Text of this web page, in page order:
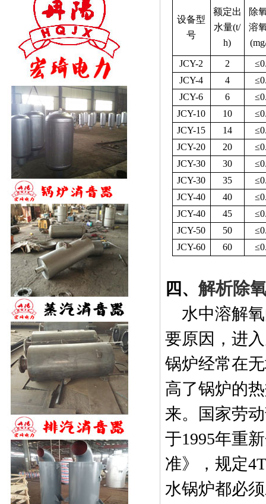
设备型
号
额定出
水量(t/
h)
除
溶
JCY-2 2 ≤
JCY-4
4 ≤
JCY-6
6 ≤
JCY-10
10 ≤
JCY-15
14 ≤
JCY-20
20 ≤
JCY-30
30 ≤
JCY-30
35 ≤
JCY-40
40 ≤
JCY-40
45 ≤
JCY-50
50 ≤
JCY-60
60 ≤
四、 解析除
水中溶解
要原因，进
锅炉经常在
高了锅炉的
来。国家劳
于1995年重
准》，规定
水锅炉都必